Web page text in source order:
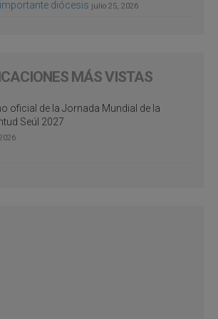
diócesis julio 25, 2026
MÁS VISTAS
oficial de la Jornada Mundial de la
Seúl 2027